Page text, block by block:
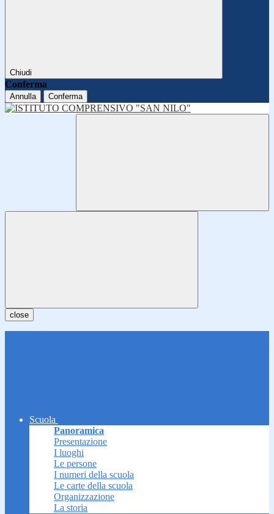
Chiudi
Conferma
Annulla Conferma
close
Scuola
Panoramica
Presentazione
I luoghi
Le persone
I numeri della scuola
Le carte della scuola
Organizzazione
La storia